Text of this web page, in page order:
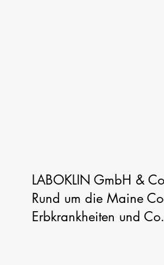
LABOKLIN GmbH &
Rund um die Maine
Erbkrankheiten und Co.